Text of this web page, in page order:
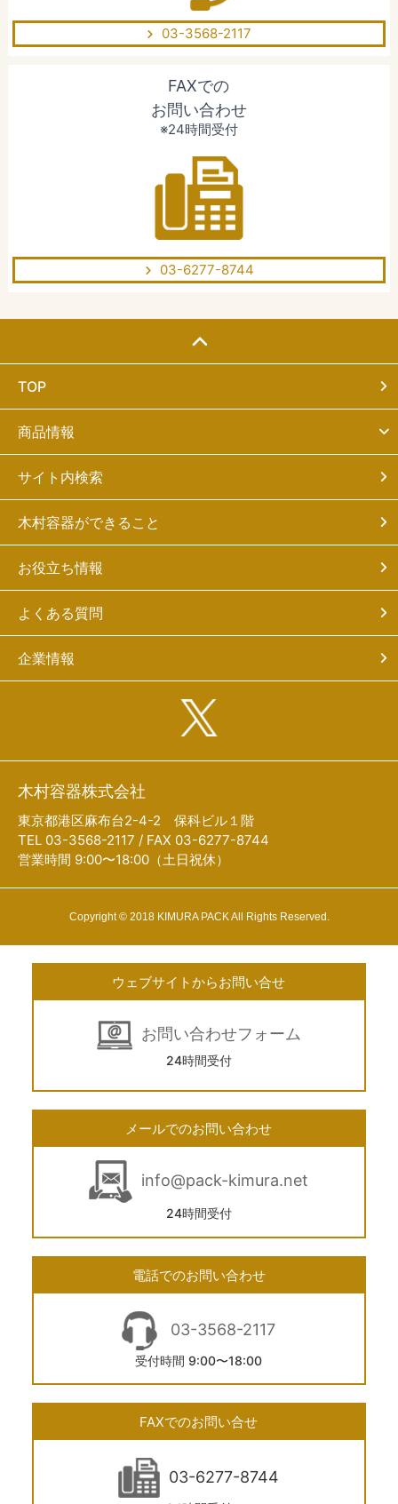
03-3568-2117
FAXでの
お問い合わせ
※24時間受付
03-6277-8744
TOP
商品情報
サイト内検索
木村容器ができること
お役立ち情報
よくある質問
企業情報
木村容器株式会社
東京都港区麻布台2-4-2 保科ビル１階
TEL 03-3568-2117 / FAX 03-6277-8744
営業時間 9:00〜18:00（土日祝休）
Copyright © 2018 KIMURA PACK All Rights Reserved.
ウェブサイトからお問い合せ
お問い合わせフォーム
24時間受付
メールでのお問い合わせ
info@pack-kimura.net
24時間受付
電話でのお問い合わせ
03-3568-2117
受付時間 9:00〜18:00
FAXでのお問い合せ
03-6277-8744